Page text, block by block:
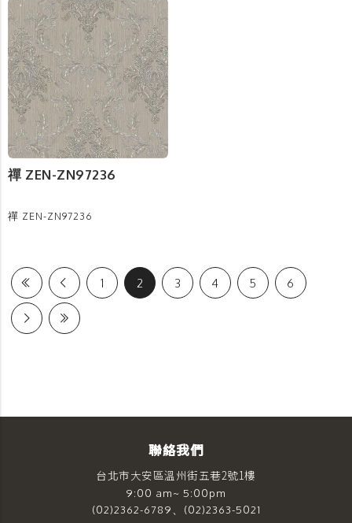
禪 ZEN-ZN97236
禪 ZEN-ZN97236
1 2 3 4 5 6
聯絡我們
台北市大安區溫州街五巷2號1樓
9:00 am~ 5:00pm
(02)2362-6789、(02)2363-5021